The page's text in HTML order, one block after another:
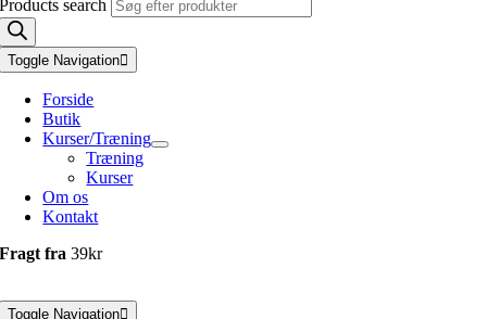
Products search
Toggle Navigation
Forside
Butik
Kurser/Træning
Træning
Kurser
Om os
Kontakt
Fragt fra39kr
Toggle Navigation